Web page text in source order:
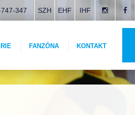
SZH EHF IHF
347
FANZÓNA KONTAKT